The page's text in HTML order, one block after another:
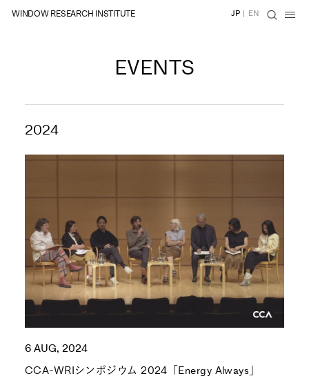
WINDOW RESEARCH INSTITUTE JP | EN
EVENTS
2024
6 AUG, 2024
CCA-WRIシンポジウム 2024「Energy Always」